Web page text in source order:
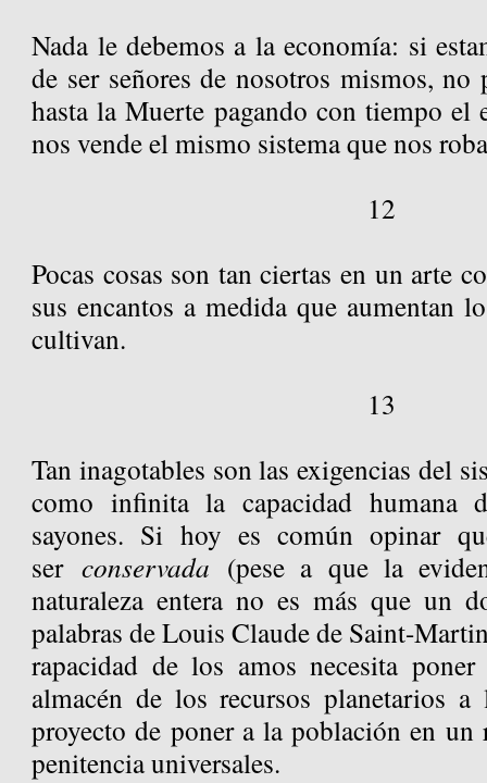
Nada le debemos a la economía: si
de ser señores de nosotros mismos, no
hasta la Muerte pagando con tiempo el
nos vende el mismo sistema que nos
12
Pocas cosas son tan ciertas en un arte
sus encantos a medida que aumentan
cultivan.
13
Tan inagotables son las exigencias del
como infinita la capacidad humana
sayones. Si hoy es común opinar
ser conservada (pese a que la
naturaleza entera no es más que un
palabras de Louis Claude de Saint-
rapacidad de los amos necesita
almacén de los recursos planetarios
proyecto de poner a la población en un
penitencia universales.